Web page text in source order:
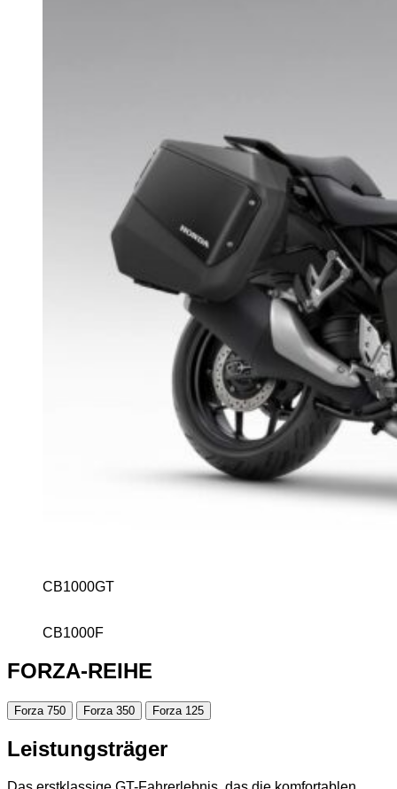
CB1000GT
CB1000F
FORZA-REIHE
Forza 750 Forza 350 Forza 125
Leistungsträger